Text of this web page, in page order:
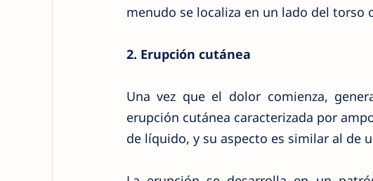
menudo se localiza en un lado del torso
2. Erupción cutánea
Una vez que el dolor comienza,
erupción cutánea caracterizada por
de líquido, y su aspecto es similar al de